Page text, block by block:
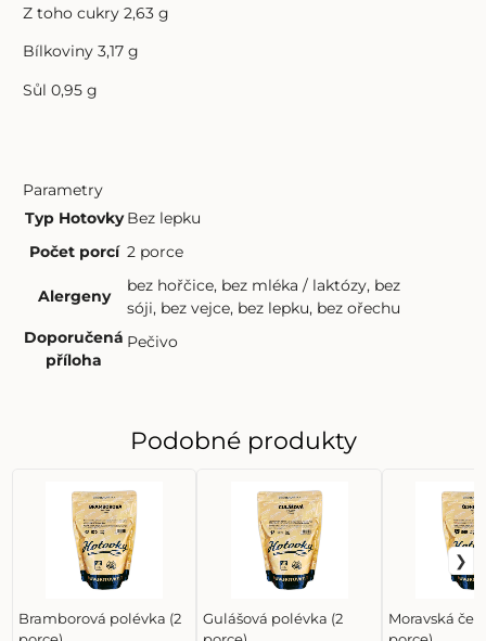
Z toho cukry 2,63 g
Bílkoviny 3,17 g
Sůl 0,95 g
Parametry
Typ Hotovky Bez lepku
Počet porcí 2 porce
Alergeny
bez hořčice, bez mléka / laktózy, bez
sóji, bez vejce, bez lepku, bez ořechu
Doporučená
příloha
Pečivo
Podobné produkty
Bramborová polévka (2
Gulášová polévka (2
Moravská